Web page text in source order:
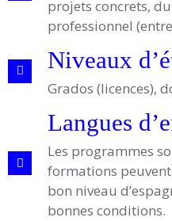
projets concrets,
professionnel
Niveaux
Grados (licences),
Langues
Les programmes
formations
bon niveau
bonnes conditions.